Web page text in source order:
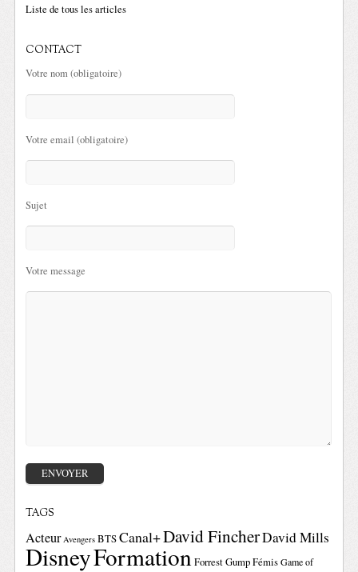
Liste de tous les articles
CONTACT
Votre nom (obligatoire)
Votre email (obligatoire)
Sujet
Votre message
TAGS
Acteur Avengers BTSCanal+David FincherDavid Mills
DisneyFormationForrest GumpFémis Game of